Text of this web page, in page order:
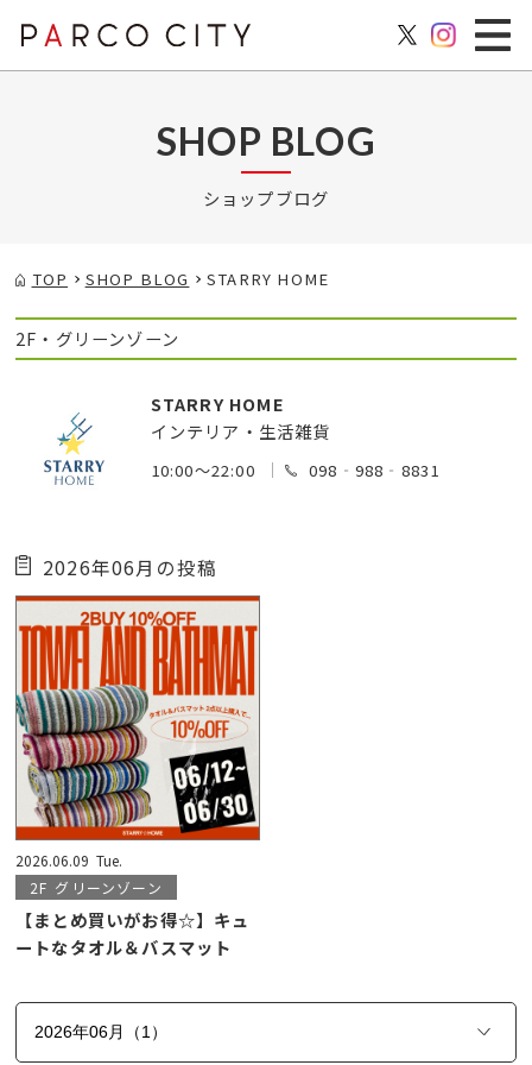
SHOP BLOG
ショップブログ
TOP SHOP BLOG STARRY HOME
2F・グリーンゾーン
STARRY HOME
インテリア・生活雑貨
10:00～22:00 098‐988‐8831
2026年06月の投稿
2026.06.09 Tue.
2F グリーンゾーン
【まとめ買いがお得☆】キュ
ートなタオル＆バスマット